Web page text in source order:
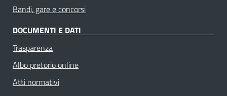
Bandi, gare e concorsi
DOCUMENTI E DATI
Trasparenza
Albo pretorio online
Atti normativi